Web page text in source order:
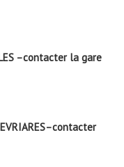
–contacter la gare